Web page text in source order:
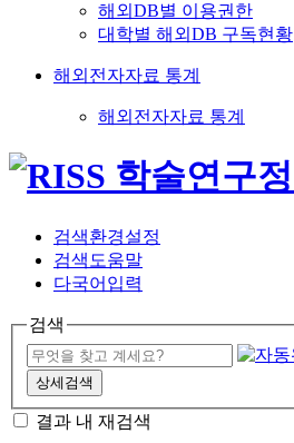
해외DB별 이용권한
대학별 해외DB 구독현황
해외전자자료 통계
해외전자자료 통계
검색환경설정
검색도움말
다국어입력
검색
상세검색
결과 내 재검색